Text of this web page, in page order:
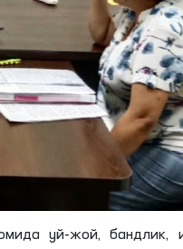
уй-жой, бандлик,